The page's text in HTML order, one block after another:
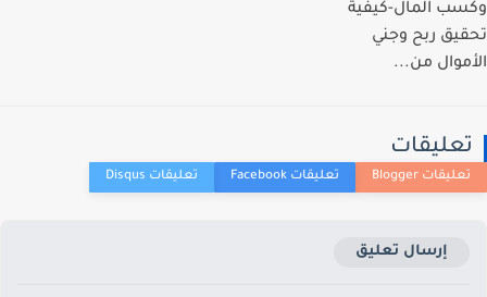
المال-كيفية
ربح وجني
من...
إرسال تعليق